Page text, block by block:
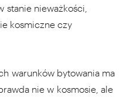
stanie nieważkości,
kosmiczne czy
warunków bytowania ma
nie w kosmosie, ale